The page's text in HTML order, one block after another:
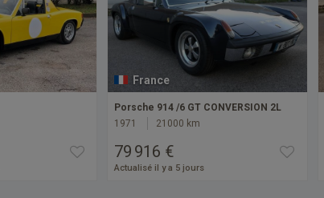
France
Porsche 914 /6 GT CONVERSION 2L
1971
21000 km
79 916 €
Actualisé il y a 5 jours